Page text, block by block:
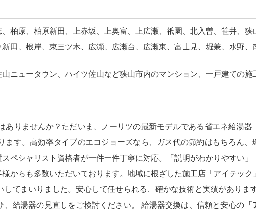
柏原、柏原新田、上赤坂、上奥富、上広瀬、祇園、北入曽、笹井、狭
田、根岸、東三ツ木、広瀬、広瀬台、広瀬東、富士見、堀兼、水野、
ニュータウン、ハイツ佐山など狭山市内のマンション、一戸建ての施
ありませんか？ただいま、ノーリツの最新モデルである省エネ給湯器
ます。高効率タイプのエコジョーズなら、ガス代の節約はもちろん、
ペシャリスト資格者が一件一件丁寧に対応。「説明がわかりやすい」
からも多数いただいております。地域に根ざした施工店「アイテック
てまいりました。安心して任せられる、確かな技術と実績がありま
給湯器の見直しをご検討ください。 給湯器交換は、信頼と安心の